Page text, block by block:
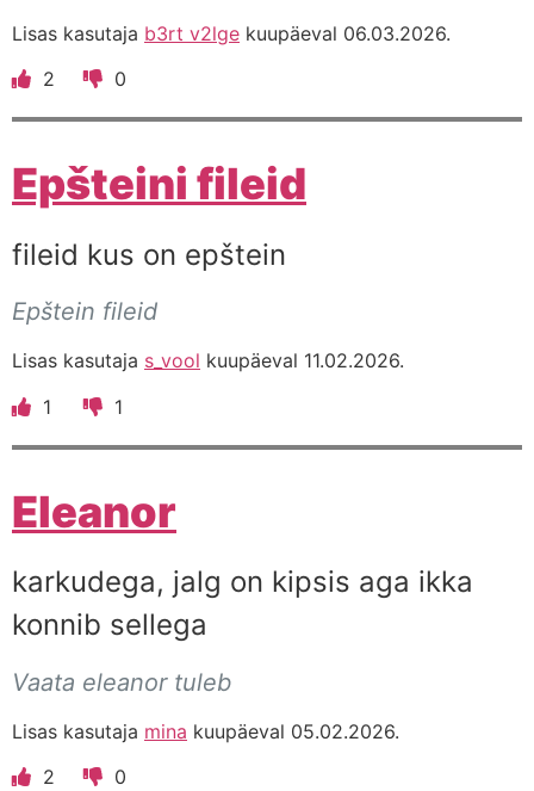
Lisas kasutaja b3rt v2lge kuupäeval 06.03.2026.
2
0
Epšteini fileid
fileid kus on epštein
Epštein fileid
Lisas kasutaja s_vool kuupäeval 11.02.2026.
1
1
Eleanor
karkudega, jalg on kipsis aga ikka
konnib sellega
Vaata eleanor tuleb
Lisas kasutaja mina kuupäeval 05.02.2026.
2
0